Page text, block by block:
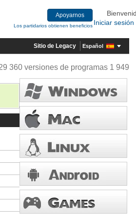
Apoyarnos
Los partidarios obtienen beneficios Iniciar sesión
Sitio de Legacy Español
360 versiones de programas 1 949